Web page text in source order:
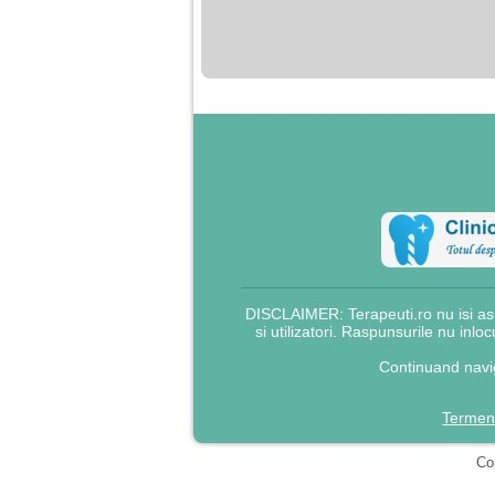
pentru bani.
DISCLAIMER: Terapeuti.ro nu isi
si utilizatori. Raspunsurile nu
Continuand